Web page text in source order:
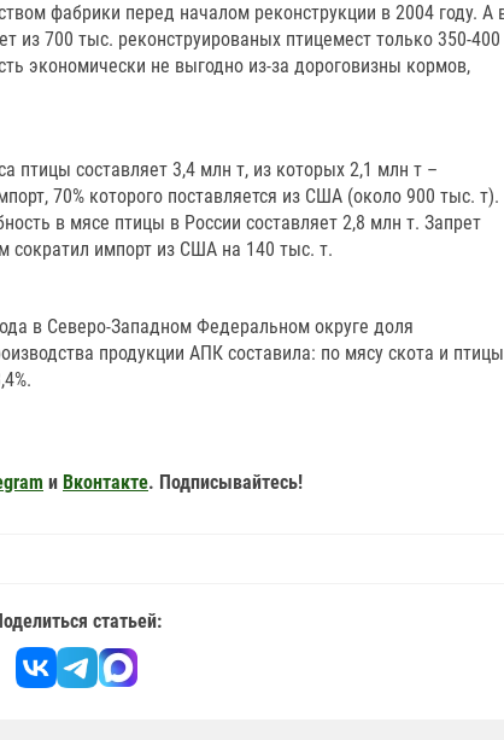
фабрики перед началом реконструкции в 2004 году. А
из 700 тыс. реконструированых птицемест только 350-400
экономически не выгодно из-за дороговизны кормов,
птицы составляет 3,4 млн т, из которых 2,1 млн т –
70% которого поставляется из США (около 900 тыс. т).
в мясе птицы в России составляет 2,8 млн т. Запрет
сократил импорт из США на 140 тыс. т.
в Северо-Западном Федеральном округе доля
продукции АПК составила: по мясу скота и птицы
и Вконтакте. Подписывайтесь!
статьей: